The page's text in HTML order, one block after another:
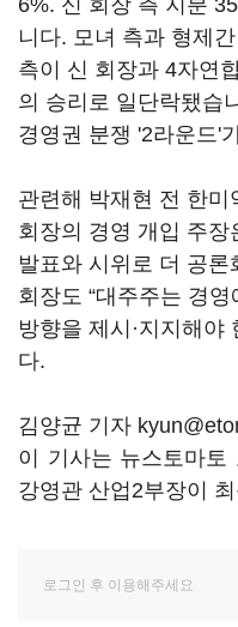
6%. 신 회장 측 지분
니다. 모녀 측과 형제
측이 신 회장과 4자연
의 승리로 일단락됐습
경영권 분쟁 '2라운드'
관련해 박재현 전 한
회장의 경영 개입 주
발표와 시위로 더 공
회장도 “대주주는 경
방향을 제시·지지해야
다.
김양균 기자
이 기사는 뉴스토마
강영관 산업2부장이